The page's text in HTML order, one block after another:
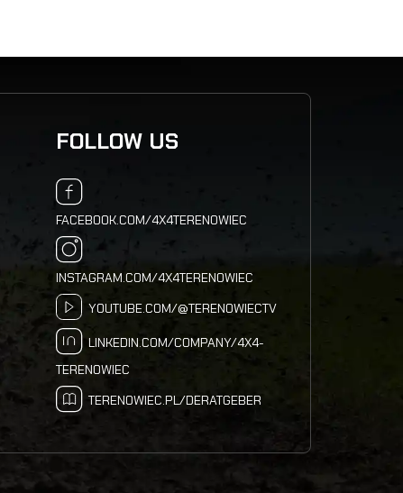
FOLLOW US
FACEBOOK.COM/4X4TERENOWIEC
INSTAGRAM.COM/4X4TERENOWIEC
YOUTUBE.COM/@TERENOWIECTV
LINKEDIN.COM/COMPANY/4X4-
TERENOWIEC
TERENOWIEC.PL/DERATGEBER